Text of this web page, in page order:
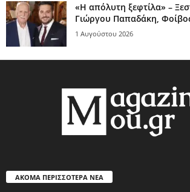
«Η απόλυτη ξεφτίλα» –
Γιώργου Παπαδάκη,
1 Αυγούστου 2026
ΑΚΟΜΑ ΠΕΡΙΣΣΟΤΕΡΑ ΝΕΑ